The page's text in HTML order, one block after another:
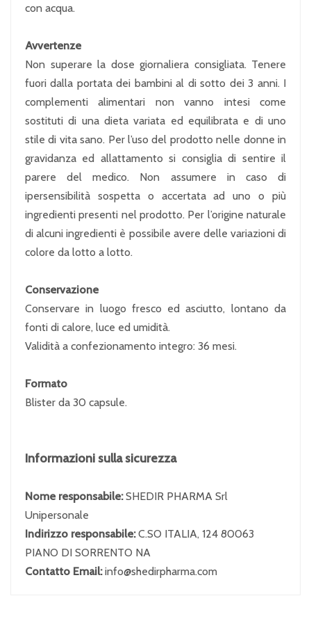
con acqua.
Avvertenze
Non superare la dose giornaliera consigliata. Tenere
fuori dalla portata dei bambini al di sotto dei 3 anni. I
complementi alimentari non vanno intesi come
sostituti di una dieta variata ed equilibrata e di uno
stile di vita sano. Per l’uso del prodotto nelle donne in
gravidanza ed allattamento si consiglia di sentire il
parere del medico. Non assumere in caso di
ipersensibilità sospetta o accertata ad uno o più
ingredienti presenti nel prodotto. Per l’origine naturale
di alcuni ingredienti è possibile avere delle variazioni di
colore da lotto a lotto.
Conservazione
Conservare in luogo fresco ed asciutto, lontano da
fonti di calore, luce ed umidità.
Validità a confezionamento integro: 36 mesi.
Formato
Blister da 30 capsule.
Informazioni sulla sicurezza
Nome responsabile:SHEDIR PHARMA Srl
Unipersonale
Indirizzo responsabile:C.SO ITALIA, 124 80063
PIANO DI SORRENTO NA
Contatto Email:info@shedirpharma.com